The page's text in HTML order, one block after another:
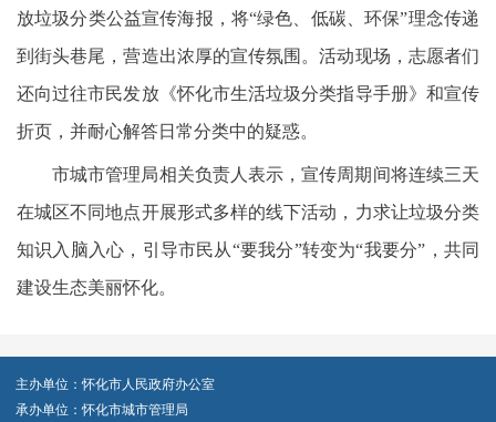
放垃圾分类公益宣传海报，将“绿色、低碳、环保”理念传递
到街头巷尾，营造出浓厚的宣传氛围。活动现场，志愿者们
还向过往市民发放《怀化市生活垃圾分类指导手册》和宣传
折页，并耐心解答日常分类中的疑惑。
市城市管理局相关负责人表示，宣传周期间将连续三天
在城区不同地点开展形式多样的线下活动，力求让垃圾分类
知识入脑入心，引导市民从“要我分”转变为“我要分”，共同
建设生态美丽怀化。
主办单位：怀化市人民政府办公室
承办单位：怀化市城市管理局